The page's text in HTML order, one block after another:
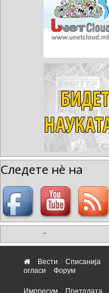
Следете нè на
-
Вести Списанија
огласи
Форум